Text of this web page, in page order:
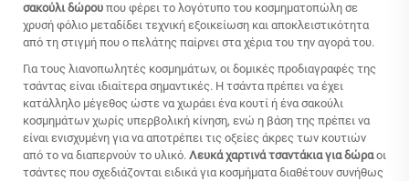
σακούλι δώρου που φέρει το λογότυπο του κοσμηματοπώλη σε
χρυσή φόλιο μεταδίδει τεχνική εξοικείωση και αποκλειστικότητα
από τη στιγμή που ο πελάτης παίρνει στα χέρια του την αγορά του.
Για τους λιανοπωλητές κοσμημάτων, οι δομικές προδιαγραφές της
τσάντας είναι ιδιαίτερα σημαντικές. Η τσάντα πρέπει να έχει
κατάλληλο μέγεθος ώστε να χωράει ένα κουτί ή ένα σακούλι
κοσμημάτων χωρίς υπερβολική κίνηση, ενώ η βάση της πρέπει να
είναι ενισχυμένη για να αποτρέπει τις οξείες άκρες των κουτιών
από το να διαπερνούν το υλικό. Λευκά χαρτινά τσαντάκια για δώραοι
τσάντες που σχεδιάζονται ειδικά για κοσμήματα διαθέτουν συνήθως